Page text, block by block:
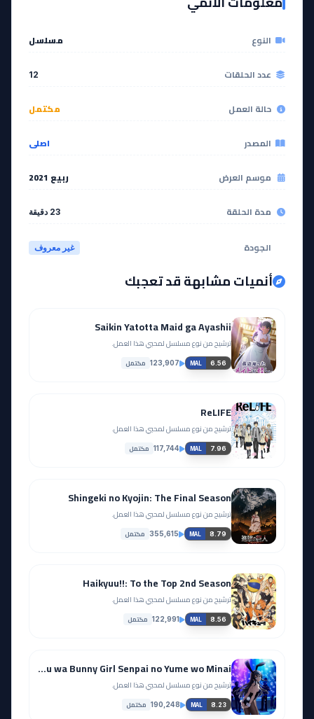
النوع مسلسل
عدد الحلقات 12
حالة العمل مكتمل
المصدر اصلي
موسم العرض ربيع 2021
مدة الحلقة 23 دقيقة
الجودة غير معروف
أنميات مشابهة قد تعجبك
Saikin Yatotta Maid ga Ayashii
ترشيح من نوع مسلسل لمحبي هذا العمل.
MAL 6.56
123,907 مكتمل
ReLIFE
ترشيح من نوع مسلسل لمحبي هذا العمل.
MAL 7.96
117,744 مكتمل
Shingeki no Kyojin: The Final Season
ترشيح من نوع مسلسل لمحبي هذا العمل.
MAL 8.79
355,615 مكتمل
Haikyuu!!: To the Top 2nd Season
ترشيح من نوع مسلسل لمحبي هذا العمل.
MAL 8.56
122,991 مكتمل
Seishun Buta Yarou wa Bunny Girl Senpai no Yume wo Minai
ترشيح من نوع مسلسل لمحبي هذا العمل.
MAL 8.23
190,248 مكتمل